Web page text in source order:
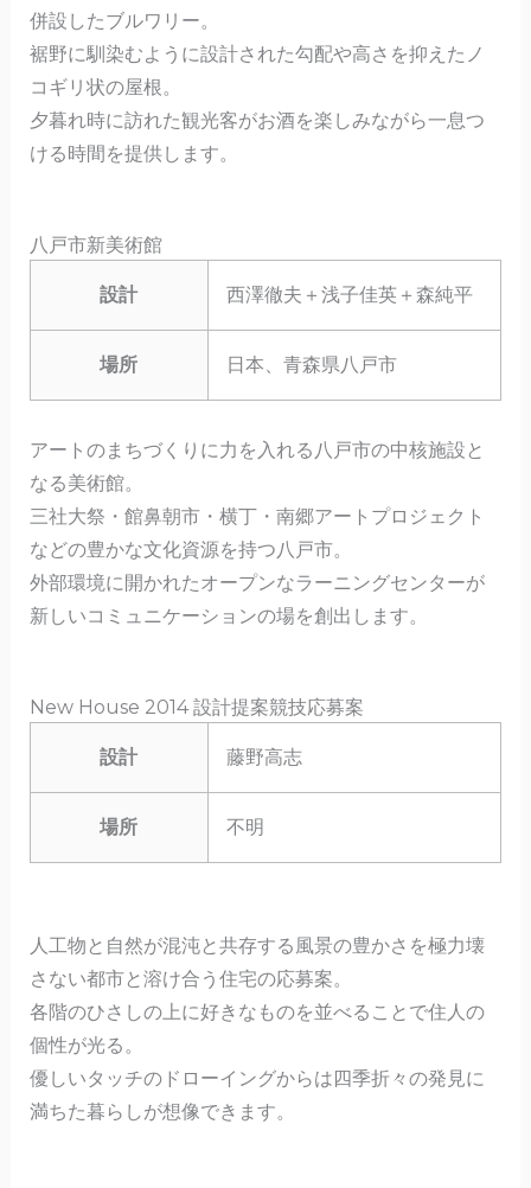
併設したブルワリー。
裾野に馴染むように設計された勾配や高さを抑えたノ
コギリ状の屋根。
夕暮れ時に訪れた観光客がお酒を楽しみながら一息つ
ける時間を提供します。
八戸市新美術館
設計 西澤徹夫＋浅子佳英＋森純平
場所 日本、青森県八戸市
アートのまちづくりに力を入れる八戸市の中核施設と
なる美術館。
三社大祭・館鼻朝市・横丁・南郷アートプロジェクト
などの豊かな文化資源を持つ八戸市。
外部環境に開かれたオープンなラーニングセンターが
新しいコミュニケーションの場を創出します。
New House 2014 設計提案競技応募案
設計 藤野高志
場所 不明
人工物と自然が混沌と共存する風景の豊かさを極力壊
さない都市と溶け合う住宅の応募案。
各階のひさしの上に好きなものを並べることで住人の
個性が光る。
優しいタッチのドローイングからは四季折々の発見に
満ちた暮らしが想像できます。